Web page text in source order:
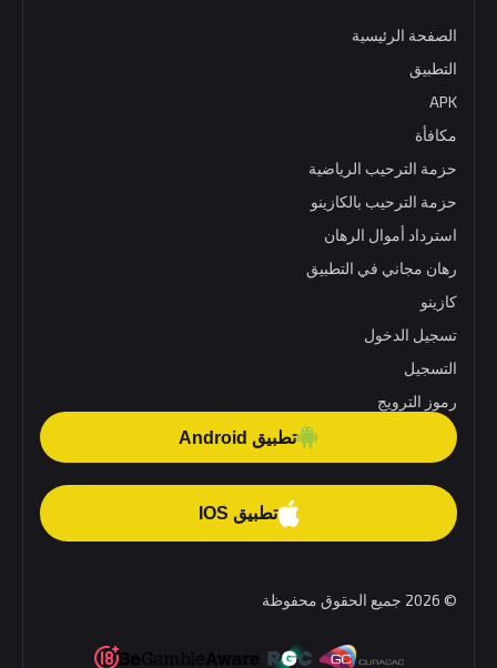
الصفحة الرئيسية
التطبيق
APK
مكافأة
حزمة الترحيب الرياضية
حزمة الترحيب بالكازينو
استرداد أموال الرهان
رهان مجاني في التطبيق
كازينو
تسجيل الدخول
التسجيل
رموز الترويج
تطبيق Android
تطبيق IOS
© 2026 جميع الحقوق محفوظة